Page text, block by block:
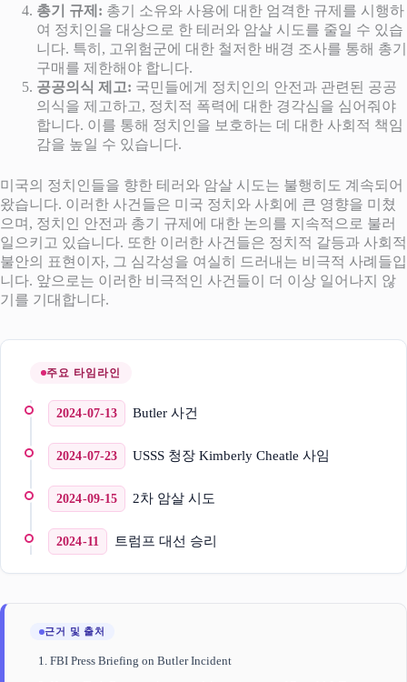
총기 규제: 총기 소유와 사용에 대한 엄격한 규제를 시행하
여 정치인을 대상으로 한 테러와 암살 시도를 줄일 수 있습
니다. 특히, 고위험군에 대한 철저한 배경 조사를 통해 총기
구매를 제한해야 합니다.
공공의식 제고: 국민들에게 정치인의 안전과 관련된 공공
의식을 제고하고, 정치적 폭력에 대한 경각심을 심어줘야
합니다. 이를 통해 정치인을 보호하는 데 대한 사회적 책임
감을 높일 수 있습니다.
미국의 정치인들을 향한 테러와 암살 시도는 불행히도 계속되어
왔습니다. 이러한 사건들은 미국 정치와 사회에 큰 영향을 미쳤
으며, 정치인 안전과 총기 규제에 대한 논의를 지속적으로 불러
일으키고 있습니다. 또한 이러한 사건들은 정치적 갈등과 사회적
불안의 표현이자, 그 심각성을 여실히 드러내는 비극적 사례들입
니다. 앞으로는 이러한 비극적인 사건들이 더 이상 일어나지 않
기를 기대합니다.
주요 타임라인
2024-07-13 Butler 사건
2024-07-23 USSS 청장 Kimberly Cheatle 사임
2024-09-15 2차 암살 시도
2024-11 트럼프 대선 승리
근거 및 출처
FBI Press Briefing on Butler Incident